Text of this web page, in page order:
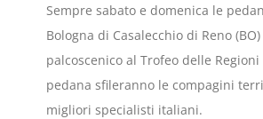
Sempre sabato e domenica le
Bologna di Casalecchio di Reno
palcoscenico al Trofeo delle
pedana sfileranno le compagini
migliori specialisti italiani.